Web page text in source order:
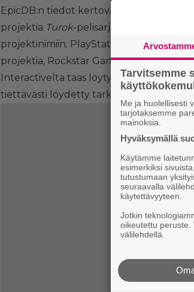
EpicDB:n tiedot kertovat esimerkiksi
projektia Turok-pelisarjaan. Lisäksi
projektinimiin. PlayStationin kerrotaan
projektia, Rockstar Gamesin Semlaa ja
Interactivelta taas löytyi viittaus Project
tiettävästi löydetty tarkempia tietoja.
Tarvitsemme
Me ja huolellisesti
tarjotaksemme
mainoksia.
Hyväksymällä
Käytämme
esimerkiksi
tutustumaan
seuraavalla
käytettävyyteen.
Jotkin
oikeutettu peruste.
välilehdellä.